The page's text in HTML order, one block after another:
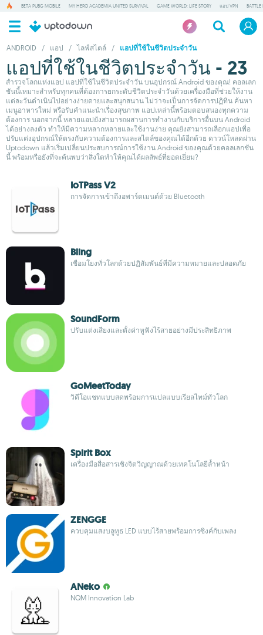
BETA PUBG MOBILE MY HERO ACADEMIA UNITED SURVIVAL GAME WORLD: LIFE STORY แอป VPN BATTLE
ANDROID / แอป / ไลฟ์สไตล์ / แอปที่ใช้ในชีวิตประจำวัน
แอปที่ใช้ในชีวิตประจำวัน - 23
สำรวจโลกแห่งแอป แอปที่ใช้ในชีวิตประจำวัน บนอุปกรณ์ Android ของคุณ! คอลเลก
ชันนี้เหมาะสำหรับทุกคนที่ต้องการยกระดับชีวิตประจำวันด้วยเครื่องมือที่ช่วยให้งาน
แต่ละวันดำเนินไปอย่างง่ายดายและสนุกสนาน ไม่ว่าจะเป็นการจัดการปฏิทิน ค้นหา
เมนูอาหารใหม่ หรือรับคำแนะนำเรื่องสุขภาพ แอปเหล่านี้พร้อมตอบสนองทุกความ
ต้องการ นอกจากนี้ หลายแอปยังสามารถผสานการทำงานกับบริการอื่นบน Android
ได้อย่างลงตัว ทำให้มีความหลากหลายและใช้งานง่าย คุณยังสามารถเลือกแอปเพื่อ
ปรับแต่งอุปกรณ์ให้ตรงกับความต้องการและสไตล์ของคุณได้อีกด้วย ดาวน์โหลดผ่าน
Uptodown แล้วเริ่มเปลี่ยนประสบการณ์การใช้งาน Android ของคุณด้วยคอลเลกชัน
นี้ พร้อมหรือยังที่จะค้นพบว่าสิ่งใดทำให้คุณได้ผลลัพธ์ที่ยอดเยี่ยม?
IoTPass V2
การจัดการเข้าถึงอพาร์ตเมนต์ด้วย Bluetooth
Bling
เชื่อมโยงทั่วโลกด้วยปฏิสัมพันธ์ที่มีความหมายและปลอดภัย
SoundForm
ปรับแต่งเสียงและตั้งค่าหูฟังไร้สายอย่างมีประสิทธิภาพ
GoMeetToday
วิดีโอแชทแบบสดพร้อมการแปลแบบเรียลไทม์ทั่วโลก
Spirit Box
เครื่องมือสื่อสารเชิงจิตวิญญาณด้วยเทคโนโลยีล้ำหน้า
ZENGGE
ควบคุมแสงบลูทูธ LED แบบไร้สายพร้อมการซิงค์กับเพลง
ANeko
NQM Innovation Lab